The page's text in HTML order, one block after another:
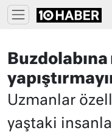
Uzmanlar
yaştaki